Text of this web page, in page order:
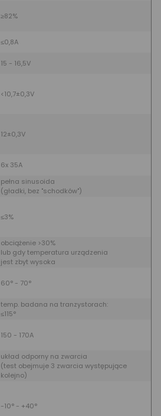
≥82%
≤0,8A
15 - 16,5V
<10,7±0,3V
12±0,3V
6x 35A
pełna sinusoida
(gładki, bez "schodków")
≤3%
obciążenie >30%
lub gdy temperatura urządzenia
jest zbyt wysoka
60° - 70°
temp. badana na tranzystorach:
≤115°
150 - 170A
układ odporny na zwarcia
(test obejmuje 3 zwarcia występujące
kolejno)
-10° - +40°